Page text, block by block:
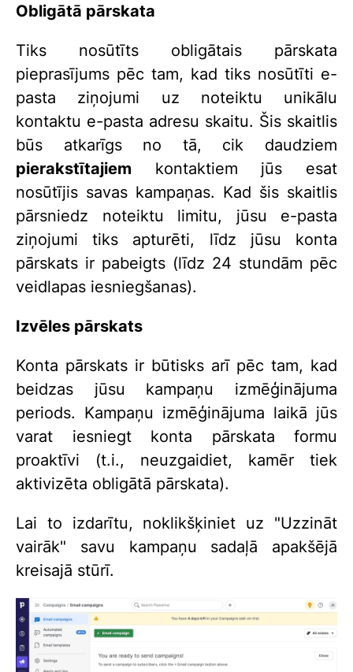
Obligātā pārskata
Tiks nosūtīts obligātais pārskata
pieprasījums pēc tam, kad tiks nosūtīti e-
pasta ziņojumi uz noteiktu unikālu
kontaktu e-pasta adresu skaitu. Šis skaitlis
būs atkarīgs no tā, cik daudziem
pierakstītajiem kontaktiem jūs esat
nosūtījis savas kampaņas. Kad šis skaitlis
pārsniedz noteiktu limitu, jūsu e-pasta
ziņojumi tiks apturēti, līdz jūsu konta
pārskats ir pabeigts (līdz 24 stundām pēc
veidlapas iesniegšanas).
Izvēles pārskats
Konta pārskats ir būtisks arī pēc tam, kad
beidzas jūsu kampaņu izmēģinājuma
periods. Kampaņu izmēģinājuma laikā jūs
varat iesniegt konta pārskata formu
proaktīvi (t.i., neuzgaidiet, kamēr tiek
aktivizēta obligātā pārskata).
Lai to izdarītu, noklikšķiniet uz "Uzzināt
vairāk" savu kampaņu sadaļā apakšējā
kreisajā stūrī.